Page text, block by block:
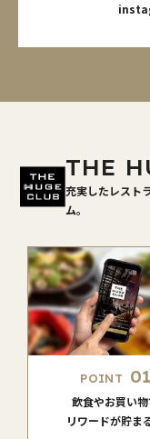
THE
充実したレスト
ム。
POINT 01
飲食やお買い物
リワードが貯ま